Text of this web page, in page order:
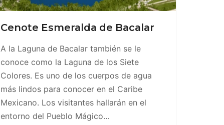
Cenote Esmeralda de Bacalar
A la Laguna de Bacalar también se le
conoce como la Laguna de los Siete
Colores. Es uno de los cuerpos de agua
más lindos para conocer en el Caribe
Mexicano. Los visitantes hallarán en el
entorno del Pueblo Mágico…